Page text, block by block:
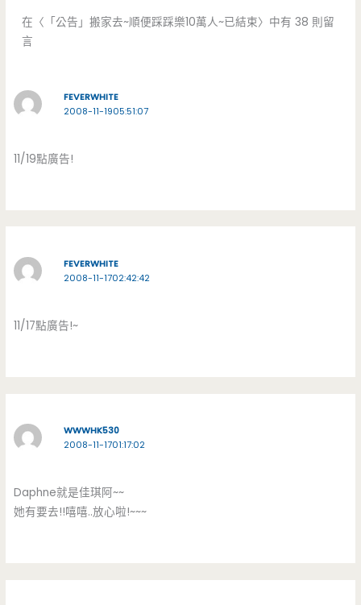
在〈「公告」搬家去~順便踩踩樂10萬人~已結束〉中有 38 則留
言
FEVERWHITE
2008-11-1905:51:07
11/19點廣告!
FEVERWHITE
2008-11-1702:42:42
11/17點廣告!~
WWWHK530
2008-11-1701:17:02
Daphne就是佳琪阿~~
她有要去!!嘻嘻..放心啦!~~~